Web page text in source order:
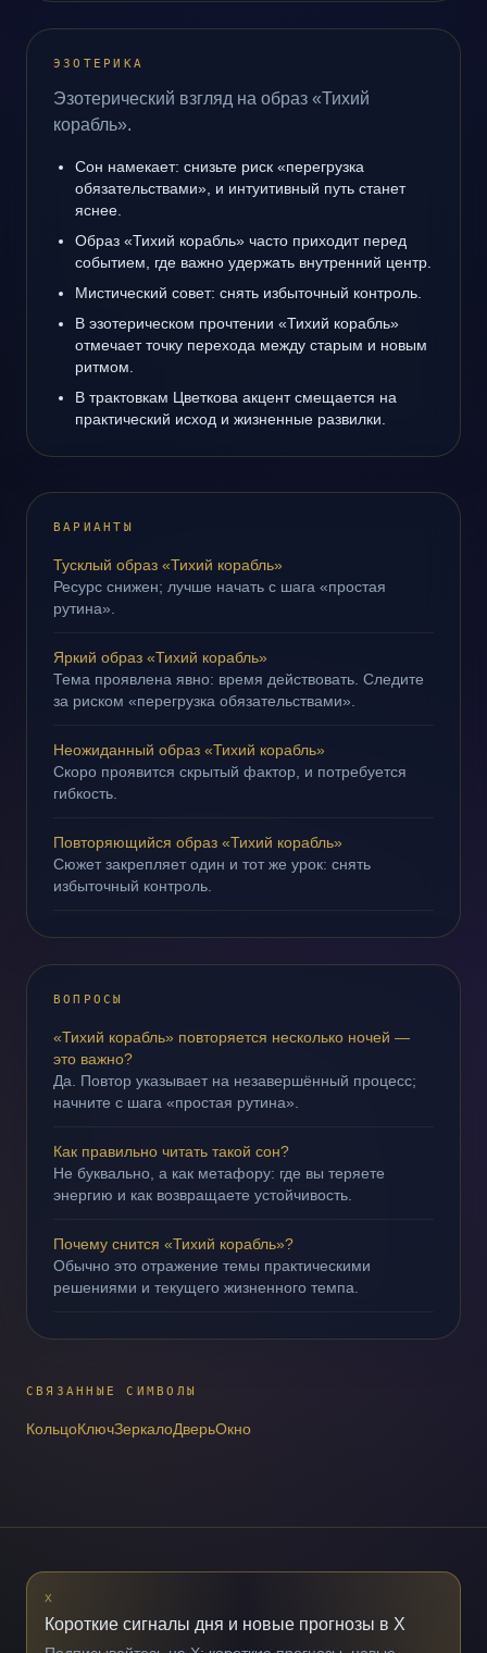
ЭЗОТЕРИКА
Эзотерический взгляд на образ «Тихий
корабль».
Сон намекает: снизьте риск «перегрузка
обязательствами», и интуитивный путь станет
яснее.
Образ «Тихий корабль» часто приходит перед
событием, где важно удержать внутренний центр.
Мистический совет: снять избыточный контроль.
В эзотерическом прочтении «Тихий корабль»
отмечает точку перехода между старым и новым
ритмом.
В трактовкам Цветкова акцент смещается на
практический исход и жизненные развилки.
ВАРИАНТЫ
Тусклый образ «Тихий корабль»
Ресурс снижен; лучше начать с шага «простая
рутина».
Яркий образ «Тихий корабль»
Тема проявлена явно: время действовать. Следите
за риском «перегрузка обязательствами».
Неожиданный образ «Тихий корабль»
Скоро проявится скрытый фактор, и потребуется
гибкость.
Повторяющийся образ «Тихий корабль»
Сюжет закрепляет один и тот же урок: снять
избыточный контроль.
ВОПРОСЫ
«Тихий корабль» повторяется несколько ночей —
это важно?
Да. Повтор указывает на незавершённый процесс;
начните с шага «простая рутина».
Как правильно читать такой сон?
Не буквально, а как метафору: где вы теряете
энергию и как возвращаете устойчивость.
Почему снится «Тихий корабль»?
Обычно это отражение темы практическими
решениями и текущего жизненного темпа.
СВЯЗАННЫЕ СИМВОЛЫ
КольцоКлючЗеркалоДверьОкно
X
Короткие сигналы дня и новые прогнозы в X